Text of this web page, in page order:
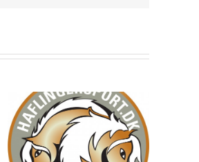
NYT! For børn
op til 12 år –